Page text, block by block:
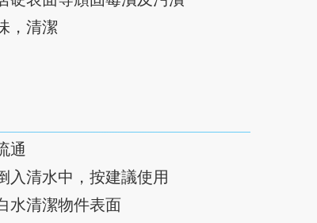
，清潔
通
入清水中，按建議使用
水清潔物件表面